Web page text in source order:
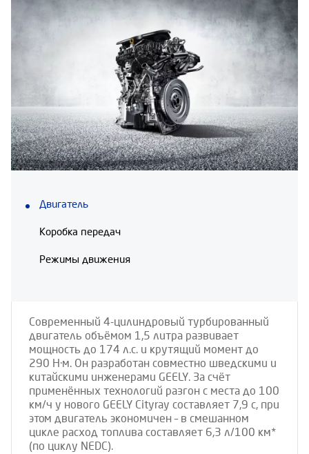
Двигатель
Коробка передач
Режимы движения
Современный 4-цилиндровый турбированный
двигатель объёмом 1,5 литра развивает
мощность до 174 л.с. и крутящий момент до
290 Н∙м. Он разработан совместно шведскими и
китайскими инженерами GEELY. За счёт
применённых технологий разгон с места до 100
км/ч у нового GEELY Cityray составляет 7,9 с, при
этом двигатель экономичен – в смешанном
цикле расход топлива составляет 6,3 л/100 км*
(по циклу NEDC).